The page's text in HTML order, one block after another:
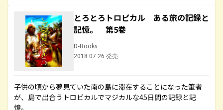
とろとろトロピカル ある旅の記録と
記憶。 第5巻
D-Books
2018.07.26 発売
子供の頃から夢見ていた南の島に滞在することになった筆者
が、島で出合うトロピカルでマジカルな45日間の記録と記
憶。